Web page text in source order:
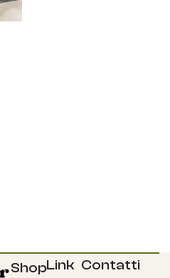
ShopLink Contatti